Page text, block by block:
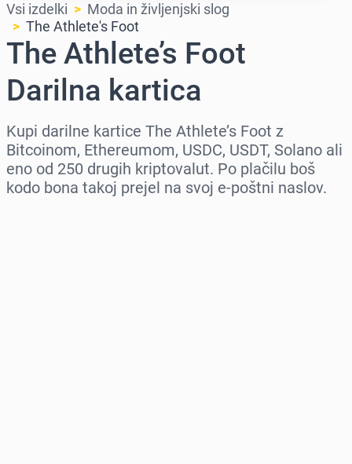
Vsi izdelki
Moda in življenjski slog
The Athlete's Foot
The Athlete’s Foot
Darilna kartica
Kupi darilne kartice The Athlete’s Foot z
Bitcoinom, Ethereumom, USDC, USDT, Solano ali
eno od 250 drugih kriptovalut. Po plačilu boš
kodo bona takoj prejel na svoj e-poštni naslov.